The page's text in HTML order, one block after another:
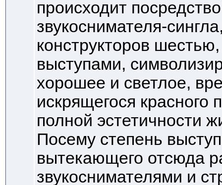
происходит
звукоснимателя-
конструкторов
выступами,
хорошее и светлое,
искрящегося красного
полной эстетичности
Посему степень
вытекающего отсюда
звукоснимателями и